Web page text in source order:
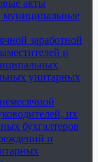
акты
муниципальные
заработной
и
унитарных
их
бухгалтеров
и